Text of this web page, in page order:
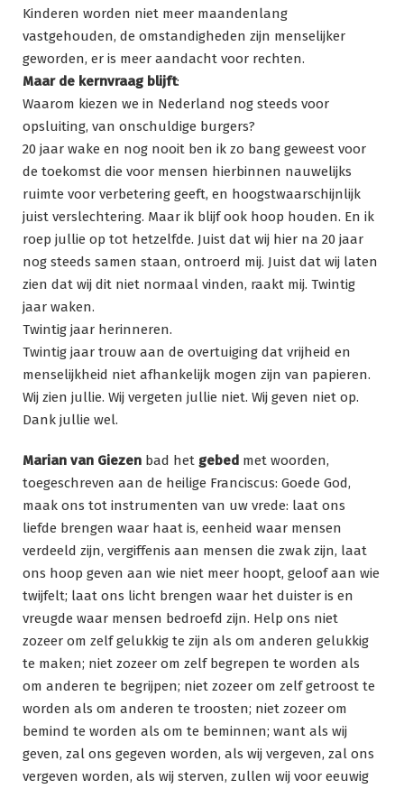
Kinderen worden niet meer maandenlang
vastgehouden, de omstandigheden zijn menselijker
geworden, er is meer aandacht voor rechten.
Maar de kernvraag blijft:
Waarom kiezen we in Nederland nog steeds voor
opsluiting, van onschuldige burgers?
20 jaar wake en nog nooit ben ik zo bang geweest voor
de toekomst die voor mensen hierbinnen nauwelijks
ruimte voor verbetering geeft, en hoogstwaarschijnlijk
juist verslechtering. Maar ik blijf ook hoop houden. En ik
roep jullie op tot hetzelfde. Juist dat wij hier na 20 jaar
nog steeds samen staan, ontroerd mij. Juist dat wij laten
zien dat wij dit niet normaal vinden, raakt mij. Twintig
jaar waken.
Twintig jaar herinneren.
Twintig jaar trouw aan de overtuiging dat vrijheid en
menselijkheid niet afhankelijk mogen zijn van papieren.
Wij zien jullie. Wij vergeten jullie niet. Wij geven niet op.
Dank jullie wel.
Marian van Giezen bad het gebed met woorden,
toegeschreven aan de heilige Franciscus: Goede God,
maak ons tot instrumenten van uw vrede: laat ons
liefde brengen waar haat is, eenheid waar mensen
verdeeld zijn, vergiffenis aan mensen die zwak zijn, laat
ons hoop geven aan wie niet meer hoopt, geloof aan wie
twijfelt; laat ons licht brengen waar het duister is en
vreugde waar mensen bedroefd zijn. Help ons niet
zozeer om zelf gelukkig te zijn als om anderen gelukkig
te maken; niet zozeer om zelf begrepen te worden als
om anderen te begrijpen; niet zozeer om zelf getroost te
worden als om anderen te troosten; niet zozeer om
bemind te worden als om te beminnen; want als wij
geven, zal ons gegeven worden, als wij vergeven, zal ons
vergeven worden, als wij sterven, zullen wij voor eeuwig